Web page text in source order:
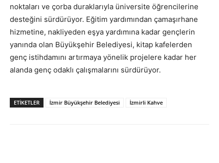
noktaları ve çorba duraklarıyla üniversite öğrencilerine
desteğini sürdürüyor. Eğitim yardımından çamaşırhane
hizmetine, nakliyeden eşya yardımına kadar gençlerin
yanında olan Büyükşehir Belediyesi, kitap kafelerden
genç istihdamını artırmaya yönelik projelere kadar her
alanda genç odaklı çalışmalarını sürdürüyor.
ETİKETLER İzmir Büyükşehir Belediyesi İzmirli Kahve